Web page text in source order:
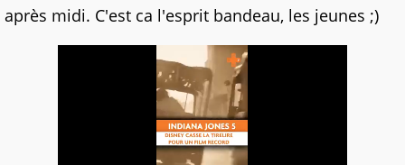
après midi. C'est ca l'esprit bandeau, les jeunes ;)